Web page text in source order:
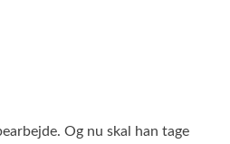
Og nu skal han tage